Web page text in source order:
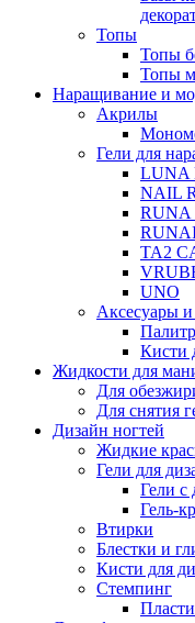
Топы
Топы
Топы
Наращивание и
Акрилы
Гели для
LUNA
NAIL
RUNA
TA2
UNO
Аксесуары
Кисти
Жидкости для
Для
Для снятия
Дизайн ногтей
Жидкие
Гели для
Гели с
Гель-
Втирки
Блестки и
Кисти для
Стемпинг